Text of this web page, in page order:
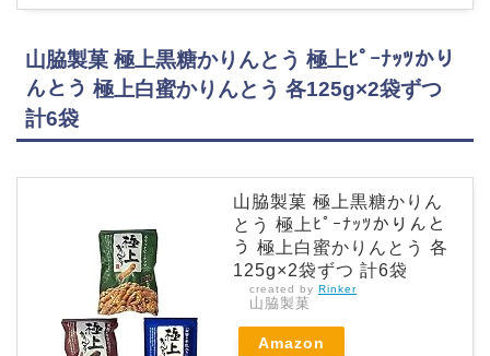
山脇製菓 極上黒糖かりんとう 極上ﾋﾟｰﾅｯﾂかり
んとう 極上白蜜かりんとう 各125g×2袋ずつ
計6袋
山脇製菓 極上黒糖かりん
とう 極上ﾋﾟｰﾅｯﾂかりんと
う 極上白蜜かりんとう 各
125g×2袋ずつ 計6袋
created by Rinker
山脇製菓
Amazon